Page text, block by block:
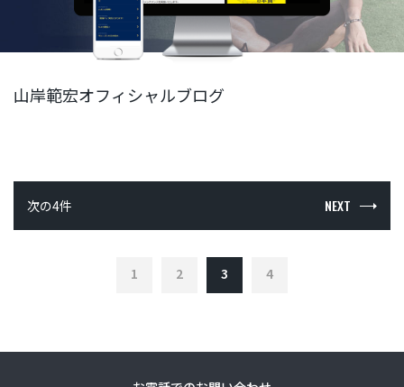
山岸範宏オフィシャルブログ
NEXT
次の4件
1 2 3 4